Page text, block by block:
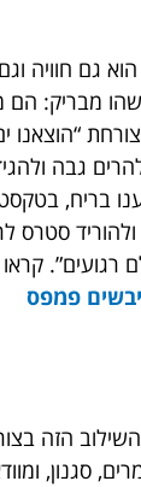
גם חוויה
מבריק:
“הוצאנו
גבה
בריח,
סטרס
רגועים”.
פמפס
הזה
סגנון,